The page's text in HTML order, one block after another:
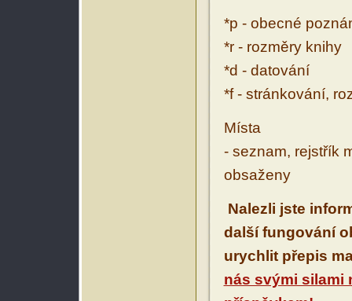
*p - obecné
*r - rozměry knihy
*d - datování
*f - stránkování,
Místa
- seznam, rejstřík
obsaženy
Nalezli jste
další fungování
urychlit přepis
nás svými silami